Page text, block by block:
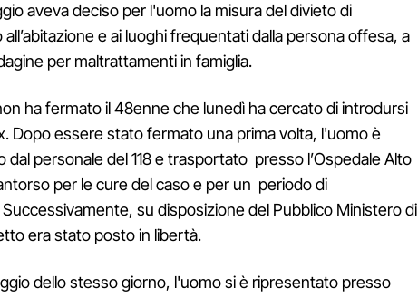
aveva deciso per l'uomo la misura del divieto di
e ai luoghi frequentati dalla persona offesa, a
per maltrattamenti in famiglia.
ha fermato il 48enne che lunedì ha cercato di introdursi
Dopo essere stato fermato una prima volta, l'uomo è
dal personale del 118 e trasportato presso l’Ospedale Alto
per le cure del caso e per un periodo di
su disposizione del Pubblico Ministero di
era stato posto in libertà.
dello stesso giorno, l'uomo si è ripresentato presso